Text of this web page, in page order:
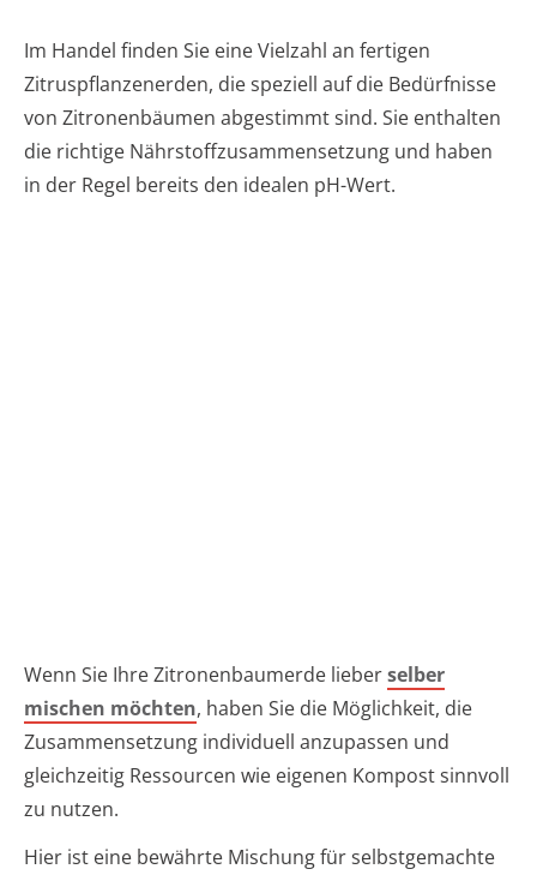
Im Handel finden Sie eine Vielzahl an fertigen
Zitruspflanzenerden, die speziell auf die Bedürfnisse
von Zitronenbäumen abgestimmt sind. Sie enthalten
die richtige Nährstoffzusammensetzung und haben
in der Regel bereits den idealen pH-Wert.
Wenn Sie Ihre Zitronenbaumerde lieberselber
mischen möchten, haben Sie die Möglichkeit, die
Zusammensetzung individuell anzupassen und
gleichzeitig Ressourcen wie eigenen Kompost sinnvoll
zu nutzen.
Hier ist eine bewährte Mischung für selbstgemachte